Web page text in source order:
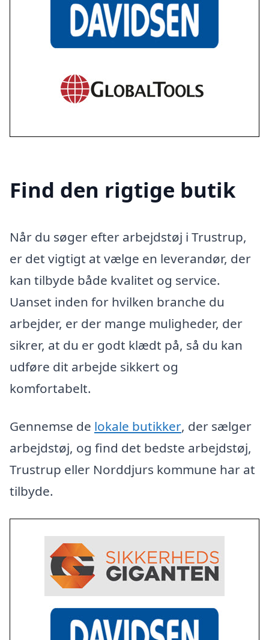
Find den rigtige butik
Når du søger efter arbejdstøj i Trustrup,
er det vigtigt at vælge en leverandør, der
kan tilbyde både kvalitet og service.
Uanset inden for hvilken branche du
arbejder, er der mange muligheder, der
sikrer, at du er godt klædt på, så du kan
udføre dit arbejde sikkert og
komfortabelt.
Gennemse de lokale butikker, der sælger
arbejdstøj, og find det bedste arbejdstøj,
Trustrup eller Norddjurs kommune har at
tilbyde.